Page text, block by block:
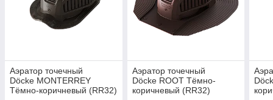
Аэратор точечный
Döcke MONTERREY
Тёмно-коричневый (RR32)
Аэратор точечный
Döcke ROOT Тёмно-
коричневый (RR32)